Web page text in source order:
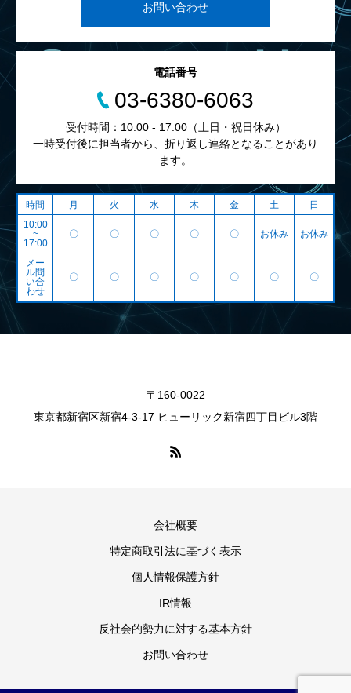
お問い合わせ
電話番号
03-6380-6063
受付時間：10:00 - 17:00（土日・祝日休み）
一時受付後に担当者から、折り返し連絡となることがあり
ます。
時間 月 火 水 木 金 土
日
10:00
~
17:00
〇 〇 〇 〇 〇 お休み お休み
メー
ル問
い合
わせ
〇 〇 〇 〇 〇 〇 〇
〒160-0022
東京都新宿区新宿4-3-17 ヒューリック新宿四丁目ビル3階
会社概要
特定商取引法に基づく表示
個人情報保護方針
IR情報
反社会的勢力に対する基本方針
お問い合わせ